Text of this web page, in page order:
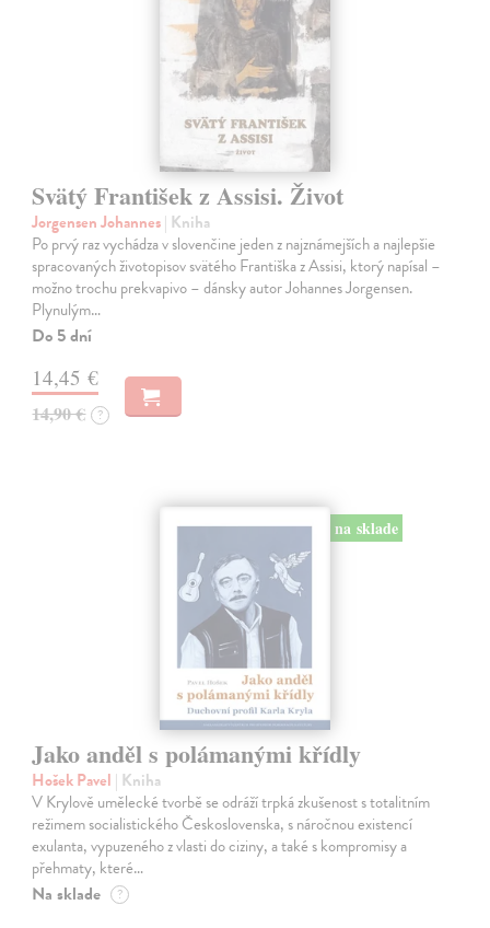
Svätý František z Assisi. Život
Jorgensen Johannes| Kniha
Po prvý raz vychádza v slovenčine jeden z najznámejších a najlepšie
spracovaných životopisov svätého Františka z Assisi, ktorý napísal –
možno trochu prekvapivo – dánsky autor Johannes Jorgensen.
Plynulým…
Do 5 dní
14,45 €
14,90 € ?
na sklade
Jako anděl s polámanými křídly
Hošek Pavel | Kniha
V Krylově umělecké tvorbě se odráží trpká zkušenost s totalitním
režimem socialistického Československa, s náročnou existencí
exulanta, vypuzeného z vlasti do ciziny, a také s kompromisy a
přehmaty, které…
Na sklade ?